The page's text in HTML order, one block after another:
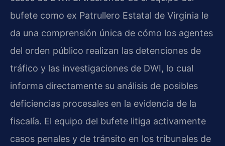
bufete como ex Patrullero Estatal de Virginia le
da una comprensión única de cómo los agentes
del orden público realizan las detenciones de
tráfico y las investigaciones de DWI, lo cual
informa directamente su análisis de posibles
deficiencias procesales en la evidencia de la
fiscalía. El equipo del bufete litiga activamente
casos penales y de tránsito en los tribunales de